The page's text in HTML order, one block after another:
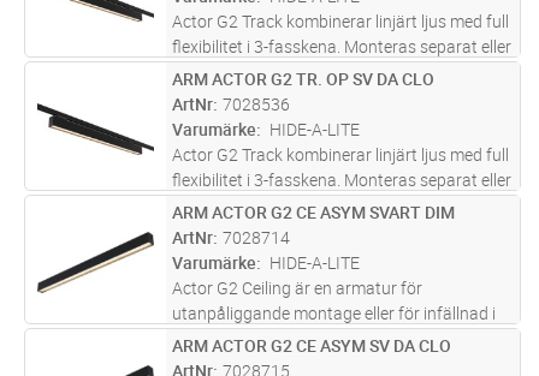
Actor G2 Track kombinerar linjärt ljus med full
flexibilitet i 3-fasskena. Monteras separat eller
placeras dikt an varandra för att skapa långa
ljuslinjer. Kompatibel med standard 3-
fasskenor och kan ...läs mer
ST Lägg i kundvagn
ARM ACTOR G2 TR. OP SV DA CLO
ArtNr 7028536
Varumärke
HIDE-A-LITE
Actor G2 Track kombinerar linjärt ljus med full
flexibilitet i 3-fasskena. Monteras separat eller
placeras dikt an varandra för att skapa långa
ljuslinjer. Kompatibel med standard 3-
fasskenor och kan ...läs mer
ST Lägg i kundvagn
ARM ACTOR G2 CE ASYM SVART DIM
ArtNr 7028714
Varumärke
HIDE-A-LITE
Actor G2 Ceiling är en armatur för
utanpåliggande montage eller för infällnad i
fasta tak. Den rena, kantnära designen
smälter in i taket och ger ett diskret uttryck –
ST Lägg i kundvagn
ARM ACTOR G2 CE ASYM SV DA CLO
ArtNr 7028715